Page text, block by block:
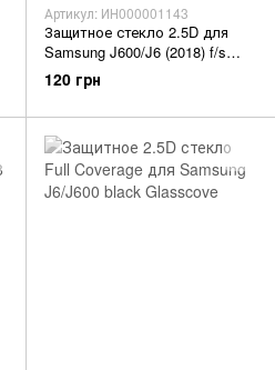
Артикул: ИН000001143
Защитное стекло 2.5D для
Samsung J600/J6 (2018) f/s
0.3mm white
120 грн